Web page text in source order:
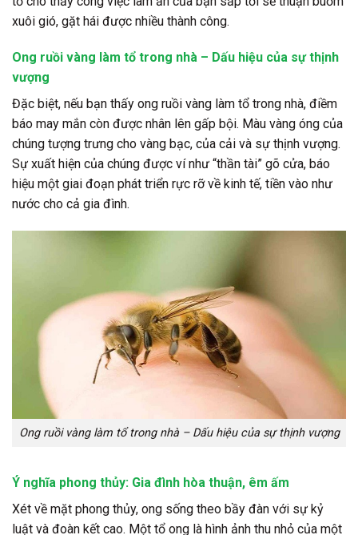
xuôi gió, gặt hái được nhiều thành công.
Ong ruồi vàng làm tổ trong nhà – Dấu hiệu của sự thịnh
vượng
Đặc biệt, nếu bạn thấy ong ruồi vàng làm tổ trong nhà, điềm
báo may mắn còn được nhân lên gấp bội. Màu vàng óng của
chúng tượng trưng cho vàng bạc, của cải và sự thịnh vượng.
Sự xuất hiện của chúng được ví như “thần tài” gõ cửa, báo
hiệu một giai đoạn phát triển rực rỡ về kinh tế, tiền vào như
nước cho cả gia đình.
Ong ruồi vàng làm tổ trong nhà – Dấu hiệu của sự thịnh vượng
Ý nghĩa phong thủy: Gia đình hòa thuận, êm ấm
Xét về mặt phong thủy, ong sống theo bầy đàn với sự kỷ
luật và đoàn kết cao. Một tổ ong là hình ảnh thu nhỏ của một